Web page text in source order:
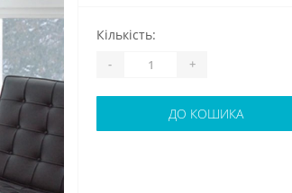
Кількість:
- +
ДО КОШИКА